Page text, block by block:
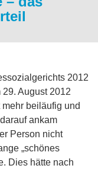
2012
August 2012
beiläufig und
ankam
Person nicht
„schönes
Dies hätte nach